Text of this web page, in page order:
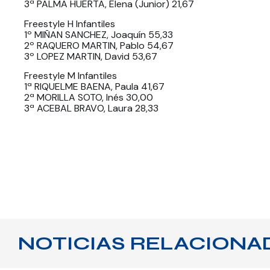
3ª PALMA HUERTA, Elena (Junior) 21,67
Freestyle H Infantiles
1º MIÑAN SANCHEZ, Joaquín 55,33
2º RAQUERO MARTIN, Pablo 54,67
3º LOPEZ MARTIN, David 53,67
Freestyle M Infantiles
1ª RIQUELME BAENA, Paula 41,67
2ª MORILLA SOTO, Inés 30,00
3ª ACEBAL BRAVO, Laura 28,33
NOTICIAS